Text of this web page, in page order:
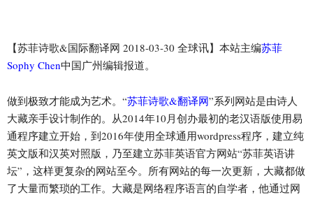
【苏菲诗歌&国际翻译网 2018-03-30 全球讯】本站主编苏菲
Sophy Chen中国广州编辑报道。
做到极致才能成为艺术。“苏菲诗歌&翻译网”系列网站是由诗人
大藏亲手设计制作的。从2014年10月创办最初的老汉语版使用易
通程序建立开始，到2016年使用全球通用wordpress程序，建立纯
英文版和汉英对照版，乃至建立苏菲英语官方网站“苏菲英语讲
坛”，这样更复杂的网站至今。所有网站的每一次更新，大藏都做
了大量而繁琐的工作。大藏是网络程序语言的自学者，他通过网